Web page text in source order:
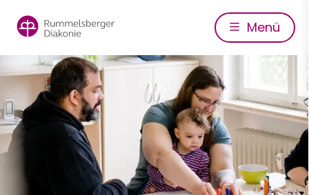
zum
Inhalt
Menü